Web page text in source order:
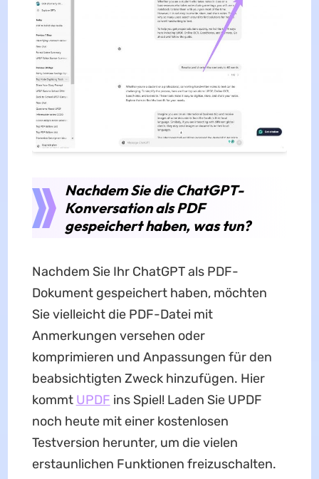
Nachdem Sie die ChatGPT-
Konversation als PDF
gespeichert haben, was tun?
Nachdem Sie Ihr ChatGPT als PDF-
Dokument gespeichert haben, möchten
Sie vielleicht die PDF-Datei mit
Anmerkungen versehen oder
komprimieren und Anpassungen für den
beabsichtigten Zweck hinzufügen. Hier
kommt UPDF ins Spiel! Laden Sie UPDF
noch heute mit einer kostenlosen
Testversion herunter, um die vielen
erstaunlichen Funktionen freizuschalten.